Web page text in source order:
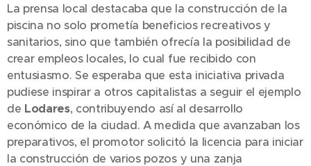
La prensa local destacaba que la construcción de la
piscina no solo prometía beneficios recreativos y
sanitarios, sino que también ofrecía la posibilidad de
crear empleos locales, lo cual fue recibido con
entusiasmo. Se esperaba que esta iniciativa privada
pudiese inspirar a otros capitalistas a seguir el ejemplo
de Lodares, contribuyendo así al desarrollo
económico de la ciudad. A medida que avanzaban los
preparativos, el promotor solicitó la licencia para iniciar
la construcción de varios pozos y una zanja